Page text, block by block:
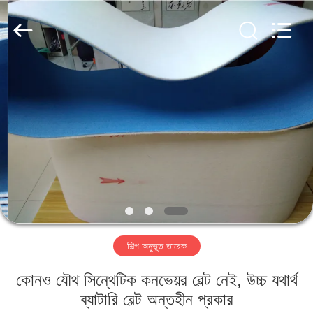
পণ্য
আমাদের
সম্পর্কে
কারখানা
2026
LOVER
LTD.
All
শিল্প অনুভূত তারেক
কোনও যৌথ সিন্থেটিক কনভেয়র বেল্ট নেই, উচ্চ যথার্থ
ব্যাটারি বেল্ট অন্তহীন প্রকার